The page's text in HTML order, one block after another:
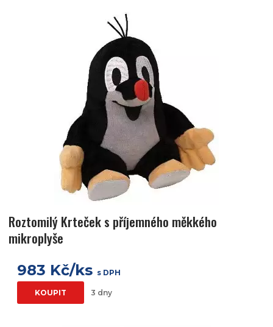
Roztomilý Krteček s příjemného měkkého
mikroplyše
983 Kč/ks s DPH
KOUPIT 3 dny